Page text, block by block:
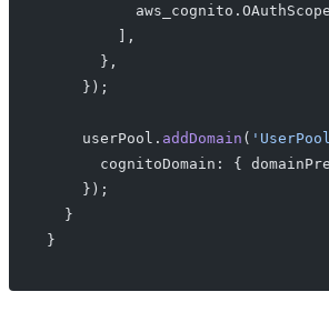
        ],
      },
    });
    userPool.
addDomain (
cognitoDomain: {
    });
  }
}